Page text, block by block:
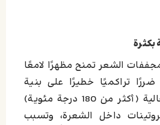
بكثرة
الشعر تمنح مظهرًا لامعًا
تراكميًا خطيرًا على بنية
الشعرة. فالحرارة العالية (أكثر من 180 درجة مئوية)
داخل الشعرة، وتسبب